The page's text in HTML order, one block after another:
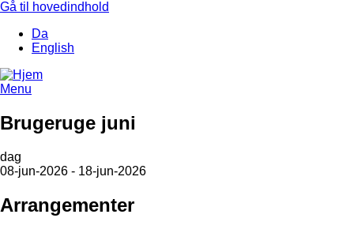
Gå til hovedindhold
Da
English
Menu
Brugeruge juni
dag
08-jun-2026 - 18-jun-2026
Arrangementer